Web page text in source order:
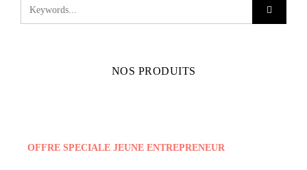
NOS PRODUITS
OFFRE SPECIALE JEUNE ENTREPRENEUR